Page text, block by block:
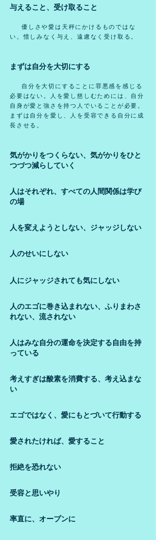
与えること、受け取ること
優しさや愛は天秤にかけるものではな
い。惜しみなく与え、遠慮なく受け取る。
まずは自分を大切にする
自分を大切にすることに罪悪感を感じる
必要はない。人を愛し慈しむためには、自分
自身が愛と強さを持つ人でいることが必要。
まずは自分を愛し、人を受容できる自分に成
長させる。
気がかりをつくらない、気がかりをひと
つづつ減らしていく
人はそれぞれ、すべての人間関係は学び
の場
人を変えようとしない、ジャッジしない
​人のせいにしない
人にジャッジされても気にしない
人のエゴに巻き込まれない、ふりまわさ
れない、流されない
人はみな自分の運命を決定する自由を持
っている
考えすぎは酸素を消費する、考え込まな
い
エゴではなく、愛にもとづいて行動する
愛されたければ、愛すること
拒絶を恐れない
受容と思いやり
率直に、オープンに